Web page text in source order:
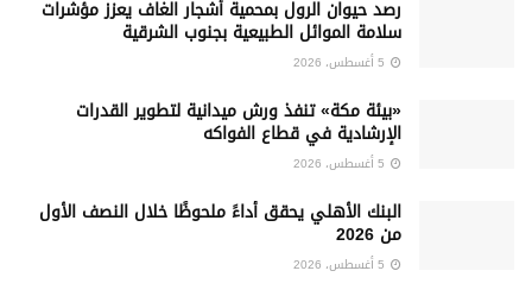
رصد حيوان الرول بمحمية أشجار الغاف يعزز مؤشرات
سلامة الموائل الطبيعية بجنوب الشرقية
«بيئة مكة» تنفذ ورش ميدانية لتطوير القدرات
الإرشادية في قطاع الفواكه
البنك الأهلي يحقق أداءً ملحوظًا خلال النصف الأول
من 2026